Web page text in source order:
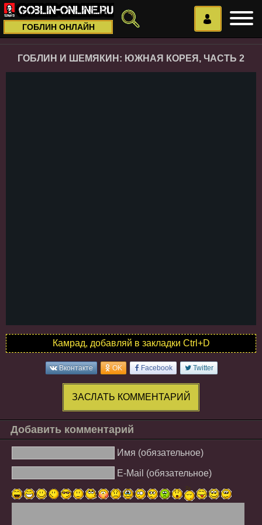
ГОБЛИН ОНЛАЙН
ГОБЛИН И ШЕМЯКИН: ЮЖНАЯ КОРЕЯ, ЧАСТЬ 2
Камрад, добавляй в закладки Ctrl+D
Вконтакте OK Facebook Twitter
ЗАСЛАТЬ КОММЕНТАРИЙ
Добавить комментарий
Имя (обязательное)
E-Mail (обязательное)